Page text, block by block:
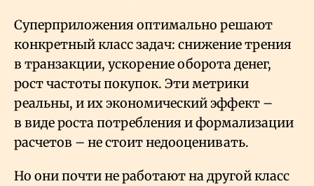
Суперприложения оптимально решают
конкретный класс задач: снижение трения
в транзакции, ускорение оборота денег,
рост частоты покупок. Эти метрики
реальны, и их экономический эффект –
в виде роста потребления и формализации
расчетов – не стоит недооценивать.
Но они почти не работают на другой класс